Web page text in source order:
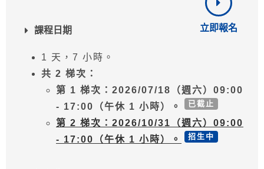
立即報名
課程日期
1 天，7 小時。
共 2 梯次：
第 1 梯次：2026/07/18（週六）09:00
- 17:00（午休 1 小時）。
已截止
第 2 梯次：2026/10/31（週六）09:00
- 17:00（午休 1 小時）。
招生中